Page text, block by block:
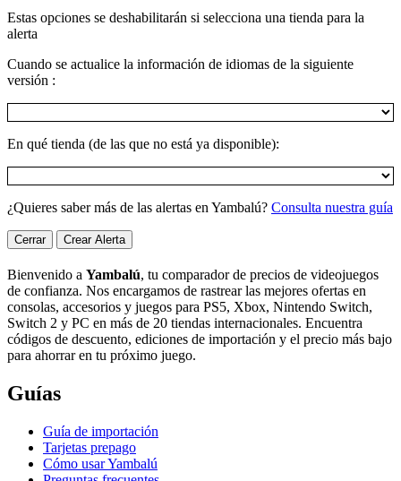
Estas opciones se deshabilitarán si selecciona una tienda para la
alerta
Cuando se actualice la información de idiomas de la siguiente
versión :
En qué tienda (de las que no está ya disponible):
¿Quieres saber más de las alertas en Yambalú? Consulta nuestra guía
Cerrar Crear Alerta
Bienvenido a Yambalú, tu comparador de precios de videojuegos
de confianza. Nos encargamos de rastrear las mejores ofertas en
consolas, accesorios y juegos para PS5, Xbox, Nintendo Switch,
Switch 2 y PC en más de 20 tiendas internacionales. Encuentra
códigos de descuento, ediciones de importación y el precio más bajo
para ahorrar en tu próximo juego.
Guías
Guía de importación
Tarjetas prepago
Cómo usar Yambalú